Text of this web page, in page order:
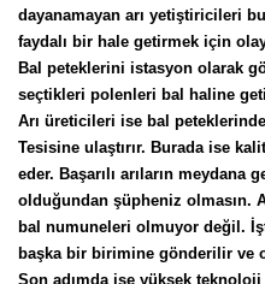
dayanamayan arı yetiştiricileri
faydalı bir hale getirmek için
Bal peteklerini istasyon olarak
seçtikleri polenleri bal haline
Arı üreticileri ise bal
Tesisine ulaştırır. Burada ise
eder. Başarılı arıların meydana
olduğundan şüpheniz olmasın.
bal numuneleri olmuyor değil.
başka bir birimine gönderilir ve
Son adımda ise yüksek